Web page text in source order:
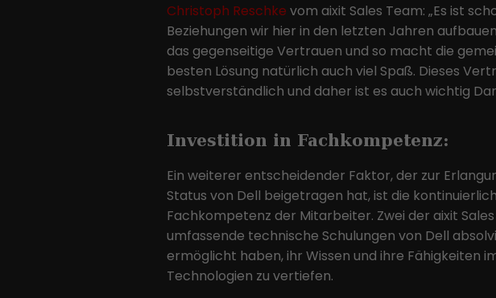
Christoph Reschke vom aixit Sales Team: „Es ist
Beziehungen wir hier in den letzten Jahren
das gegenseitige Vertrauen und so macht die
besten Lösung natürlich auch viel Spaß. Dieses
selbstverständlich und daher ist es auch wichtig
Investition in Fachkompetenz:
Ein weiterer entscheidender Faktor, der zur
Status von Dell beigetragen hat, ist die
Fachkompetenz der Mitarbeiter. Zwei der aixit
umfassende technische Schulungen von Dell
ermöglicht haben, ihr Wissen und ihre Fähigkeiten
Technologien zu vertiefen.
und
Name _ga
Laufzeit
Zweck
zu
für